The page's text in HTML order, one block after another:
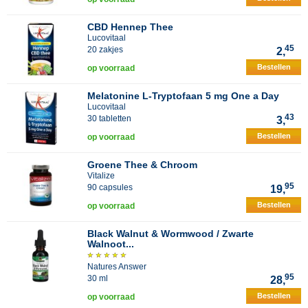
CBD Hennep Thee
Lucovitaal
20 zakjes
2,45
op voorraad Bestellen
Melatonine L-Tryptofaan 5 mg One a Day
Lucovitaal
30 tabletten
3,43
op voorraad Bestellen
Groene Thee & Chroom
Vitalize
90 capsules
19,95
op voorraad Bestellen
Black Walnut & Wormwood / Zwarte
Walnoot...
Natures Answer
30 ml
28,95
op voorraad Bestellen